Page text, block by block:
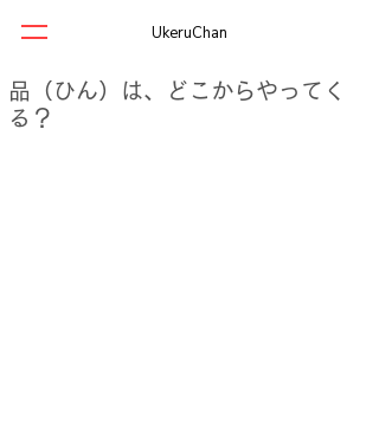
UkeruChan
品（ひん）は、どこからやってく
る？